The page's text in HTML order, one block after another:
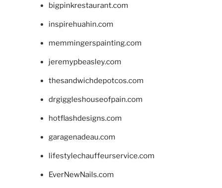
bigpinkrestaurant.com
inspirehuahin.com
memmingerspainting.com
jeremypbeasley.com
thesandwichdepotcos.com
drgiggleshouseofpain.com
hotflashdesigns.com
garagenadeau.com
lifestylechauffeurservice.com
EverNewNails.com